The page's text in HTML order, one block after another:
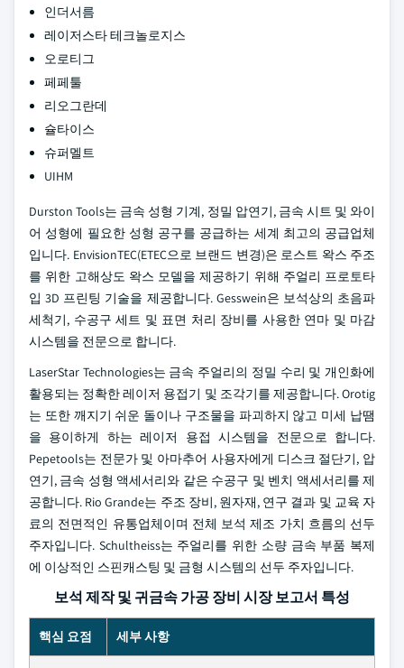
인더서름
레이저스타 테크놀로지스
오로티그
페페툴
리오그란데
슐타이스
슈퍼멜트
UIHM
Durston Tools는 금속 성형 기계, 정밀 압연기, 금속 시트 및 와이
어 성형에 필요한 성형 공구를 공급하는 세계 최고의 공급업체
입니다. EnvisionTEC(ETEC으로 브랜드 변경)은 로스트 왁스 주조
를 위한 고해상도 왁스 모델을 제공하기 위해 주얼리 프로토타
입 3D 프린팅 기술을 제공합니다. Gesswein은 보석상의 초음파
세척기, 수공구 세트 및 표면 처리 장비를 사용한 연마 및 마감
시스템을 전문으로 합니다.
LaserStar Technologies는 금속 주얼리의 정밀 수리 및 개인화에
활용되는 정확한 레이저 용접기 및 조각기를 제공합니다. Orotig
는 또한 깨지기 쉬운 돌이나 구조물을 파괴하지 않고 미세 납땜
을 용이하게 하는 레이저 용접 시스템을 전문으로 합니다.
Pepetools는 전문가 및 아마추어 사용자에게 디스크 절단기, 압
연기, 금속 성형 액세서리와 같은 수공구 및 벤치 액세서리를 제
공합니다. Rio Grande는 주조 장비, 원자재, 연구 결과 및 교육 자
료의 전면적인 유통업체이며 전체 보석 제조 가치 흐름의 선두
주자입니다. Schultheiss는 주얼리를 위한 소량 금속 부품 복제
에 이상적인 스핀캐스팅 및 금형 시스템의 선두 주자입니다.
보석 제작 및 귀금속 가공 장비 시장 보고서 특성
핵심 요점 세부 사항